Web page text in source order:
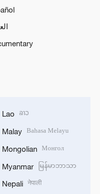
Lao ລາວ
Malay Bahasa Melayu
Mongolian Монгол
Myanmar မြန်မာဘာသာ
Nepali नेपाली